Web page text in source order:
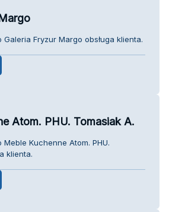
Fryzur Margo obsługa klienta.
Atom. PHU. Tomasiak A.
Kuchenne Atom. PHU.
klienta.